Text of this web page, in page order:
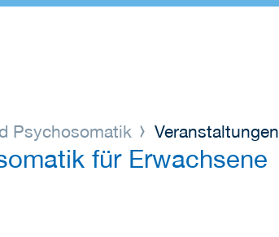
Psychosomatik Veranstaltungen
für Erwachsene